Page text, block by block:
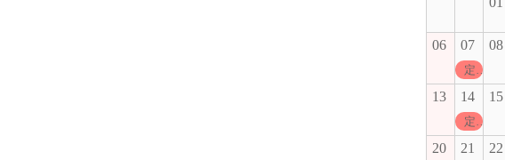
06 07
定休日
08
13 14
定休日
15
20 21 22